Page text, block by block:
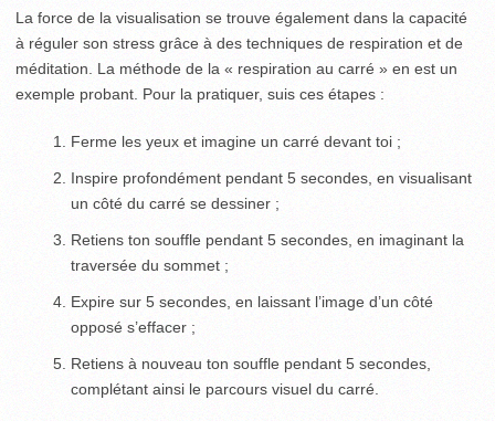
La force de la visualisation se trouve également dans la capacité
à réguler son stress grâce à des techniques de respiration et de
méditation. La méthode de la « respiration au carré » en est un
exemple probant. Pour la pratiquer, suis ces étapes :
Ferme les yeux et imagine un carré devant toi ;
Inspire profondément pendant 5 secondes, en visualisant
un côté du carré se dessiner ;
Retiens ton souffle pendant 5 secondes, en imaginant la
traversée du sommet ;
Expire sur 5 secondes, en laissant l’image d’un côté
opposé s’effacer ;
Retiens à nouveau ton souffle pendant 5 secondes,
complétant ainsi le parcours visuel du carré.